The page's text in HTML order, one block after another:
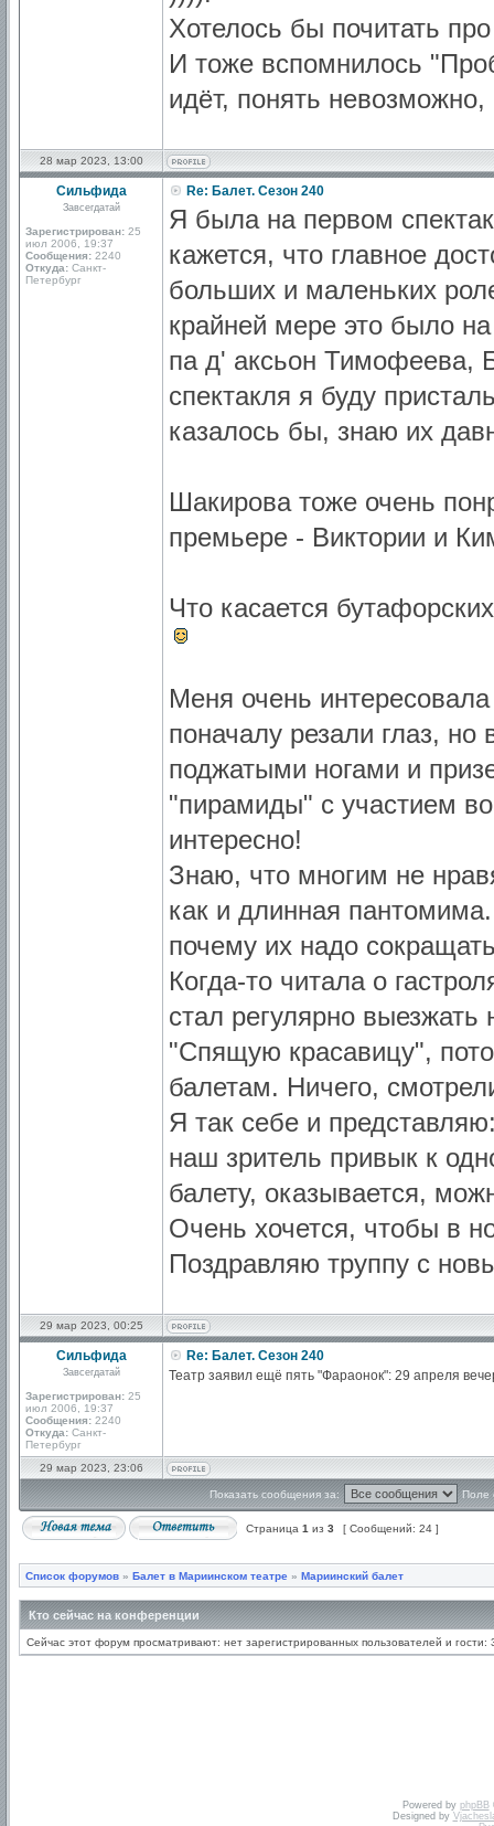
Хотелось бы почитать
И тоже вспомнилось
идёт, понять невозможно,
28 мар 2023, 13:00
Сильфида
Завсегдатай
Зарегистрирован: 25
июл 2006, 19:37
Сообщения: 2240
Откуда: Санкт-
Петербург
Re: Балет. Сезон 240
Я была на первом
кажется, что главное
больших и маленьких
крайней мере это было
па д' аксьон Тимофеева,
спектакля я буду
казалось бы, знаю их
Шакирова тоже очень
премьере - Виктории и
Что касается
Меня очень
поначалу резали глаз,
поджатыми ногами и
"пирамиды" с участием
интересно!
Знаю, что многим не
как и длинная
почему их надо
Когда-то читала о
стал регулярно
"Спящую красавицу",
балетам. Ничего,
Я так себе и
наш зритель привык к
балету, оказывается,
Очень хочется, чтобы в
Поздравляю труппу с
29 мар 2023, 00:25
Сильфида
Завсегдатай
Зарегистрирован: 25
июл 2006, 19:37
Сообщения: 2240
Откуда: Санкт-
Петербург
Re: Балет. Сезон 240
Театр заявил ещё пять "Фараонок": 29 апреля
29 мар 2023, 23:06
Показать сообщения за: Поле
Страница 1 из 3 [ Сообщений: 24 ]
Список форумов » Балет в Мариинском театре » Мариинский балет
Кто сейчас на конференции
Сейчас этот форум просматривают: нет зарегистрированных пользователей и гости:
Powered by phpBB
Designed by